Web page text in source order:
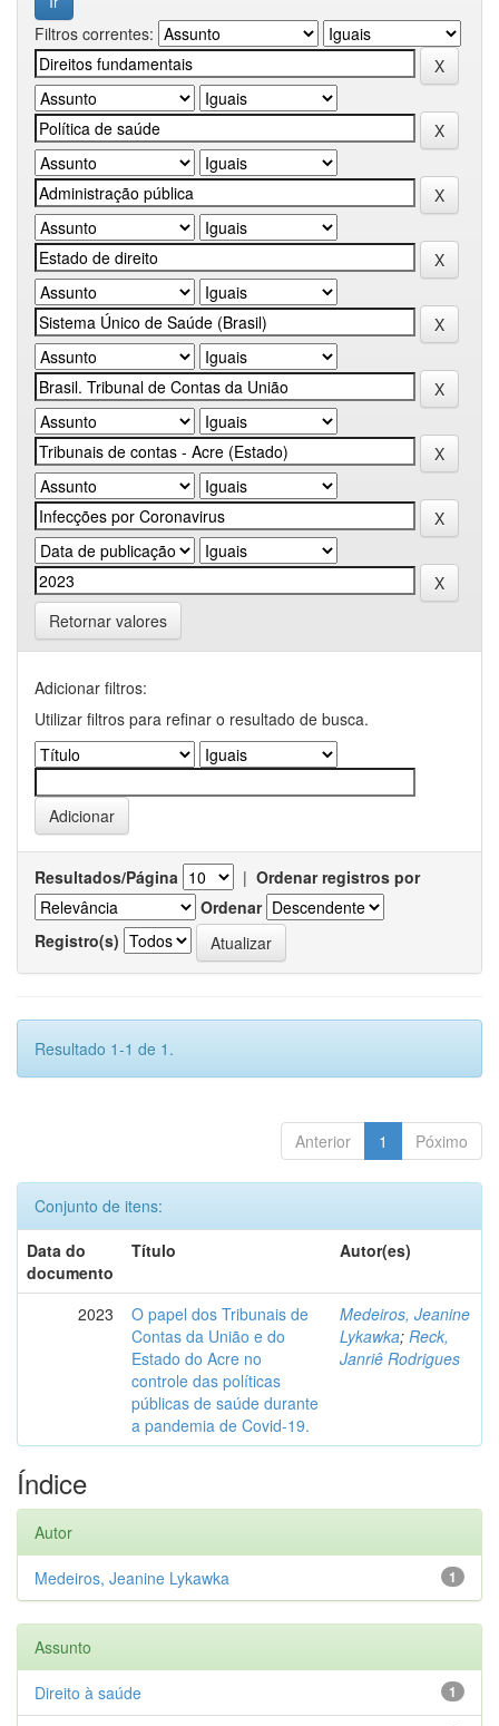
Filtros correntes:
Retornar valores
Adicionar filtros:
Utilizar filtros para refinar o resultado de busca.
Resultados/Página | Ordenar registros por
Ordenar
Registro(s)
Resultado 1-1 de 1.
Anterior 1 Póximo
Conjunto de itens:
Data do
documento
Título Autor(es)
2023
O papel dos Tribunais de
Contas da União e do
Estado do Acre no
controle das políticas
públicas de saúde durante
a pandemia de Covid-19.
Medeiros, Jeanine
Lykawka; Reck,
Janriê Rodrigues
Índice
Autor
1
Medeiros, Jeanine Lykawka
Assunto
1
Direito à saúde